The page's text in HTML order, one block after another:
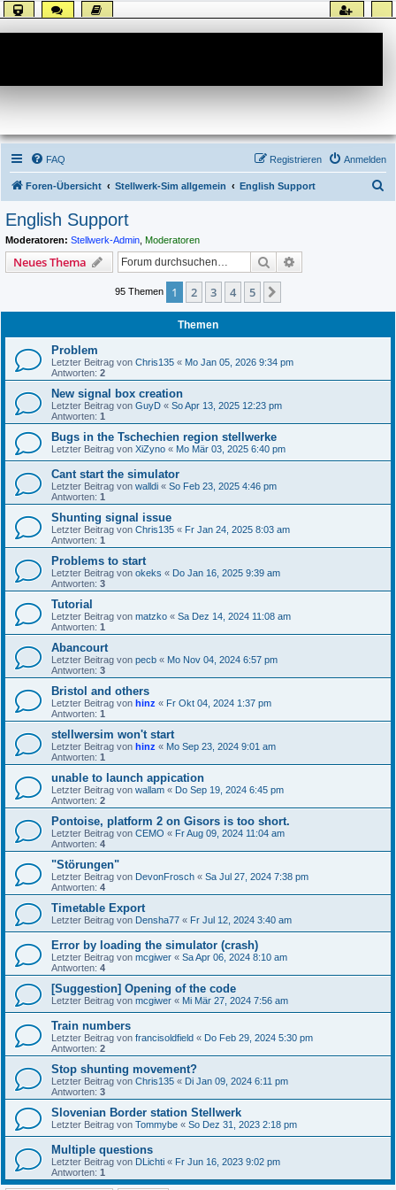
FAQ Anmelden
Registrieren
Foren-Übersicht Stellwerk-Sim allgemein English Support
English Support
Moderatoren: Stellwerk-Admin Moderatoren
Neues Thema Suche
95 Themen 1 2 3 4 5
Themen
Problem
Letzter Beitrag von Chris135 « Mo Jan 05, 2026 9:34 pm
Antworten: 2
New signal box creation
Letzter Beitrag von GuyD « So Apr 13, 2025 12:23 pm
Antworten: 1
Bugs in the Tschechien region stellwerke
Letzter Beitrag von XiZyno « Mo Mär 03, 2025 6:40 pm
Cant start the simulator
Letzter Beitrag von walldi « So Feb 23, 2025 4:46 pm
Antworten: 1
Shunting signal issue
Letzter Beitrag von Chris135 « Fr Jan 24, 2025 8:03 am
Antworten: 1
Problems to start
Letzter Beitrag von okeks « Do Jan 16, 2025 9:39 am
Antworten: 3
Tutorial
Letzter Beitrag von matzko « Sa Dez 14, 2024 11:08 am
Antworten: 1
Abancourt
Letzter Beitrag von pecb « Mo Nov 04, 2024 6:57 pm
Antworten: 3
Bristol and others
Letzter Beitrag von hinz « Fr Okt 04, 2024 1:37 pm
Antworten: 1
stellwersim won't start
Letzter Beitrag von hinz « Mo Sep 23, 2024 9:01 am
Antworten: 1
unable to launch appication
Letzter Beitrag von wallam « Do Sep 19, 2024 6:45 pm
Antworten: 2
Pontoise, platform 2 on Gisors is too short.
Letzter Beitrag von CEMO « Fr Aug 09, 2024 11:04 am
Antworten: 4
"Störungen"
Letzter Beitrag von DevonFrosch « Sa Jul 27, 2024 7:38 pm
Antworten: 4
Timetable Export
Letzter Beitrag von Densha77 « Fr Jul 12, 2024 3:40 am
Error by loading the simulator (crash)
Letzter Beitrag von mcgiwer « Sa Apr 06, 2024 8:10 am
Antworten: 4
[Suggestion] Opening of the code
Letzter Beitrag von mcgiwer « Mi Mär 27, 2024 7:56 am
Train numbers
Letzter Beitrag von francisoldfield « Do Feb 29, 2024 5:30 pm
Antworten: 2
Stop shunting movement?
Letzter Beitrag von Chris135 « Di Jan 09, 2024 6:11 pm
Antworten: 3
Slovenian Border station Stellwerk
Letzter Beitrag von Tommybe « So Dez 31, 2023 2:18 pm
Multiple questions
Letzter Beitrag von DLichti « Fr Jun 16, 2023 9:02 pm
Antworten: 1